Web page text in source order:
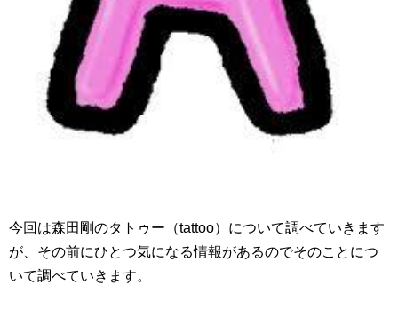
今回は森田剛のタトゥー（tattoo）について調べていきます
が、その前にひとつ気になる情報があるのでそのことにつ
いて調べていきます。